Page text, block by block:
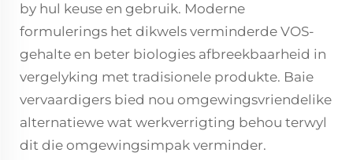
by hul keuse en gebruik. Moderne
formulerings het dikwels verminderde VOS-
gehalte en beter biologies afbreekbaarheid in
vergelyking met tradisionele produkte. Baie
vervaardigers bied nou omgewingsvriendelike
alternatiewe wat werkverrigting behou terwyl
dit die omgewingsimpak verminder.